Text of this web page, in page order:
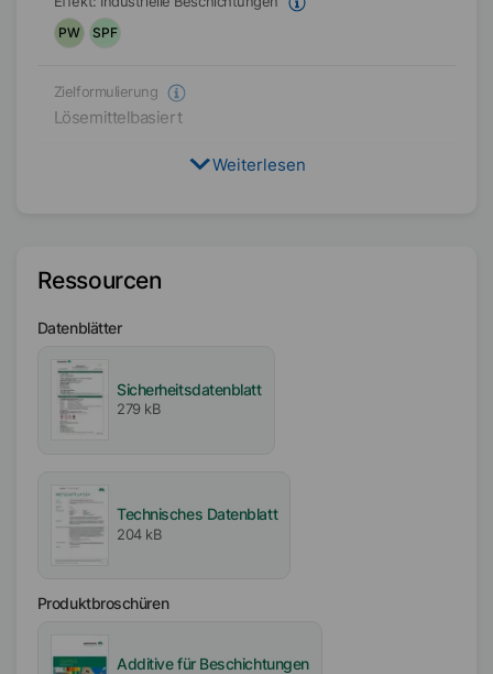
PW
SPF
Zielformulierung
Lösemittelbasiert
Physikalischer Zustand
Fettderivat-Copolymer
Lösungsmittel
Isobutanol
Aktiv- / Feststoffgehalt
Frei von
APE-frei
Biozidfrei
Ladung
Amphoterisch
Weiterlesen
Ressourcen
Datenblätter
Sicherheitsdatenblatt
279 kB
Technisches Datenblatt
204 kB
Produktbroschüren
Additive für Beschichtungen